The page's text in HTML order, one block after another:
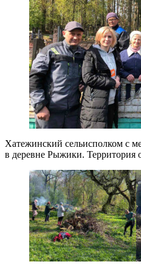
Хатежинский сельисполком с
в деревне Рыжики. Территория